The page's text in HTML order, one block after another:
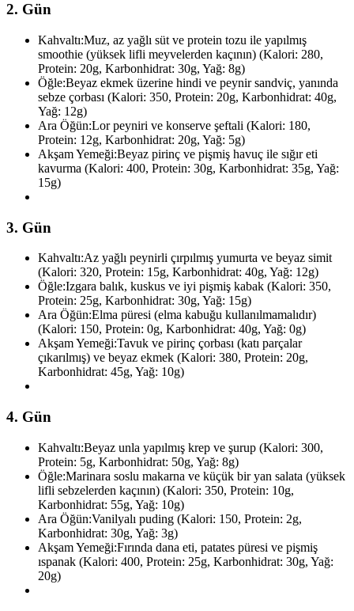
2. Gün
Kahvaltı:Muz, az yağlı süt ve protein tozu ile yapılmış
smoothie (yüksek lifli meyvelerden kaçının) (Kalori: 280,
Protein: 20g, Karbonhidrat: 30g, Yağ: 8g)
Öğle:Beyaz ekmek üzerine hindi ve peynir sandviç, yanında
sebze çorbası (Kalori: 350, Protein: 20g, Karbonhidrat: 40g,
Yağ: 12g)
Ara Öğün:Lor peyniri ve konserve şeftali (Kalori: 180,
Protein: 12g, Karbonhidrat: 20g, Yağ: 5g)
Akşam Yemeği:Beyaz pirinç ve pişmiş havuç ile sığır eti
kavurma (Kalori: 400, Protein: 30g, Karbonhidrat: 35g, Yağ:
15g)
3. Gün
Kahvaltı:Az yağlı peynirli çırpılmış yumurta ve beyaz simit
(Kalori: 320, Protein: 15g, Karbonhidrat: 40g, Yağ: 12g)
Öğle:Izgara balık, kuskus ve iyi pişmiş kabak (Kalori: 350,
Protein: 25g, Karbonhidrat: 30g, Yağ: 15g)
Ara Öğün:Elma püresi (elma kabuğu kullanılmamalıdır)
(Kalori: 150, Protein: 0g, Karbonhidrat: 40g, Yağ: 0g)
Akşam Yemeği:Tavuk ve pirinç çorbası (katı parçalar
çıkarılmış) ve beyaz ekmek (Kalori: 380, Protein: 20g,
Karbonhidrat: 45g, Yağ: 10g)
4. Gün
Kahvaltı:Beyaz unla yapılmış krep ve şurup (Kalori: 300,
Protein: 5g, Karbonhidrat: 50g, Yağ: 8g)
Öğle:Marinara soslu makarna ve küçük bir yan salata (yüksek
lifli sebzelerden kaçının) (Kalori: 350, Protein: 10g,
Karbonhidrat: 55g, Yağ: 10g)
Ara Öğün:Vanilyalı puding (Kalori: 150, Protein: 2g,
Karbonhidrat: 30g, Yağ: 3g)
Akşam Yemeği:Fırında dana eti, patates püresi ve pişmiş
ıspanak (Kalori: 400, Protein: 25g, Karbonhidrat: 30g, Yağ:
20g)